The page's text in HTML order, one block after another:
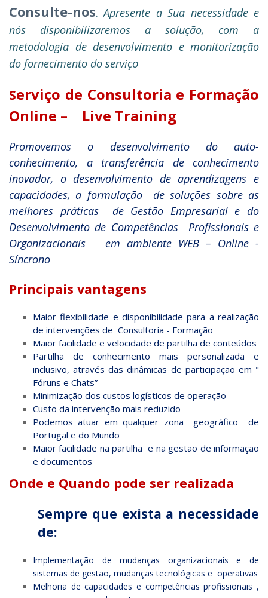
Consulte-nos.Apresente a Sua necessidade e
nós disponibilizaremos a solução, com a
metodologia de desenvolvimento e monitorização
do fornecimento do serviço
Serviço de Consultoria e Formação
Online – Live Training
Promovemos o desenvolvimento do auto-
conhecimento, a transferência de conhecimento
inovador, o desenvolvimento de aprendizagens e
capacidades, a formulação de soluções sobre as
melhores práticas de Gestão Empresarial e do
Desenvolvimento de Competências Profissionais e
Organizacionais em ambiente WEB – Online -
Síncrono
Principais vantagens
Maior flexibilidade e disponibilidade para a realização
de intervenções de Consultoria - Formação
Maior facilidade e velocidade de partilha de conteúdos
Partilha de conhecimento mais personalizada e
inclusivo, através das dinâmicas de participação em "
Fóruns e Chats”
Minimização dos custos logísticos de operação
Custo da intervenção mais reduzido
Podemos atuar em qualquer zona geográfico de
Portugal e do Mundo
Maior facilidade na partilha e na gestão de informação
e documentos
Onde e Quando pode ser realizada
Sempre que exista a necessidade
de:
Implementação de mudanças organizacionais e de
sistemas de gestão, mudanças tecnológicas e operativas
Melhoria de capacidades e competências profissionais ,